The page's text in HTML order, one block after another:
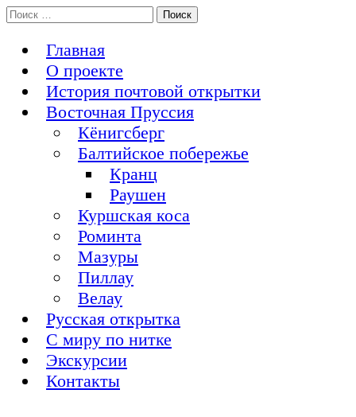
Перейти
к
История Восточной Пруссии в почтовых открытках и не
Поиск:
Главная
О проекте
История почтовой открытки
Восточная Пруссия
Кёнигсберг
Балтийское побережье
Кранц
Раушен
Куршская коса
Роминта
Мазуры
Пиллау
Велау
Русская открытка
С миру по нитке
Экскурсии
Контакты